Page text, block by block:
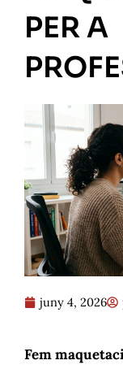
PER A
juny 4, 2026
Fem